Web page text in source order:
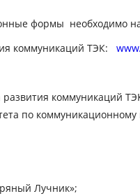
формы необходимо
коммуникаций ТЭК:
коммуникаций
по
Лучник»;